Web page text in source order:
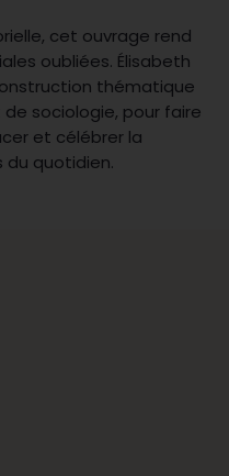
cet ouvrage rend
oubliées. Élisabeth
thématique
sociologie, pour faire
et célébrer la
du quotidien.